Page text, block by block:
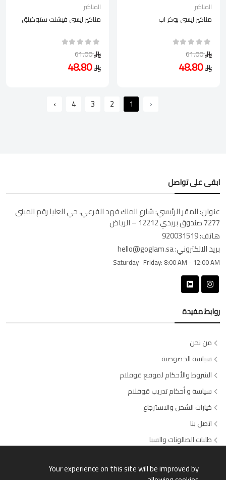
المناكير
مناكير ايسي بوكر اب
61.00
48.80
المناكير
مناكير ايسي فيشنت ستوكينق
61.00
48.80
‹
1
2
3
4
›
ابقى على تواصل
عنوان:المقر الرئيسي: شارع الملك فهد الفرعي، حي العليا رقم المبنى
7277 صندوق بريدي 12212 – الرياض
هاتف:920031519
بريد الالكتروني:hello@goglam.sa
Saturday- Friday: 8:00 AM - 12:00 AM
روابط مفيدة
من نحن
سياسة الخصوصية
الشروط والأحكام لموقع قوقلام
سياسة و أحكام تدريب قوقلام
خيارات الشحن والاسترجاع
اتصل بنا
طلبات الصالونات والسبا
Your experience on this site will be improved by